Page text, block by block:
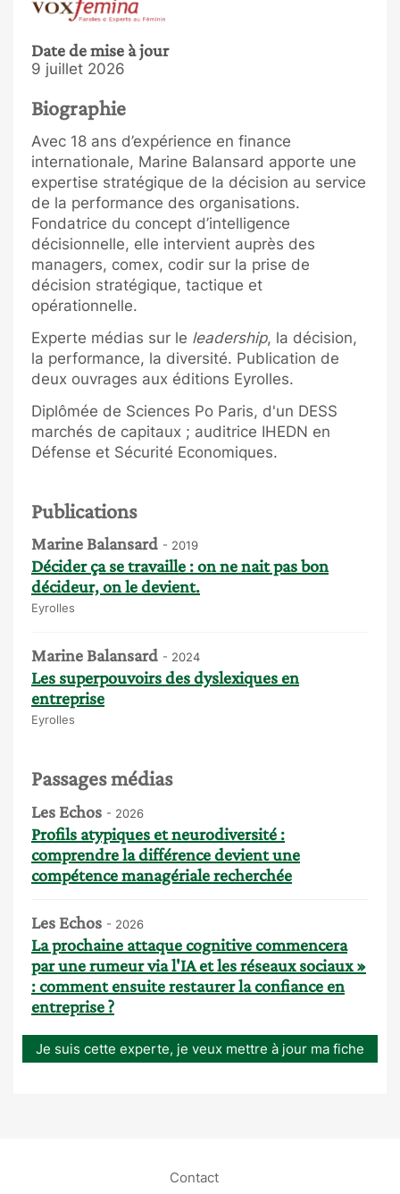
Date de mise à jour
9 juillet 2026
Biographie
Avec 18 ans d’expérience en finance
internationale, Marine Balansard apporte une
expertise stratégique de la décision au service
de la performance des organisations.
Fondatrice du concept d’intelligence
décisionnelle, elle intervient auprès des
managers, comex, codir sur la prise de
décision stratégique, tactique et
opérationnelle.
Experte médias sur le leadership, la décision,
la performance, la diversité. Publication de
deux ouvrages aux éditions Eyrolles.
Diplômée de Sciences Po Paris, d'un DESS
marchés de capitaux ; auditrice IHEDN en
Défense et Sécurité Economiques.
Publications
Marine Balansard - 2019
Décider ça se travaille : on ne nait pas bon
décideur, on le devient.
Eyrolles
Marine Balansard - 2024
Les superpouvoirs des dyslexiques en
entreprise
Eyrolles
Passages médias
Les Echos - 2026
Profils atypiques et neurodiversité :
comprendre la différence devient une
compétence managériale recherchée
Les Echos - 2026
La prochaine attaque cognitive commencera
par une rumeur via l'IA et les réseaux sociaux »
: comment ensuite restaurer la confiance en
entreprise ?
Je suis cette experte, je veux mettre à jour ma fiche
Contact